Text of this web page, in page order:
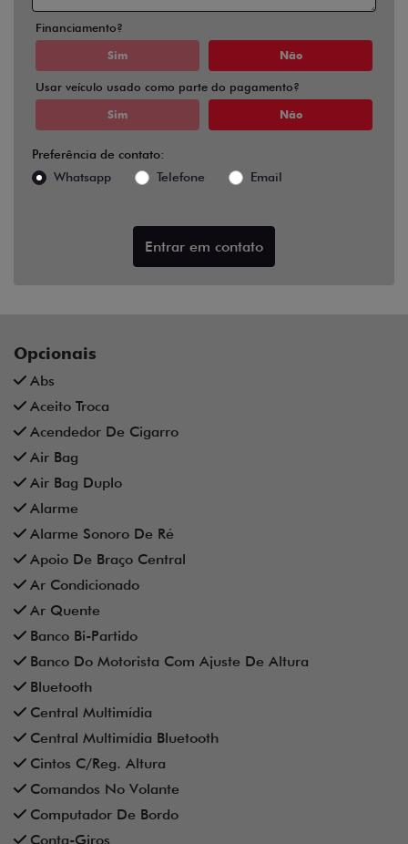
Financiamento?
Sim Não
Usar veículo usado como parte do pagamento?
Sim Não
Preferência de contato:
Whatsapp
Telefone Email
Entrar em contato
Opcionais
Abs
Aceito Troca
Acendedor De Cigarro
Air Bag
Air Bag Duplo
Alarme
Alarme Sonoro De Ré
Apoio De Braço Central
Ar Condicionado
Ar Quente
Banco Bi-Partido
Banco Do Motorista Com Ajuste De Altura
Bluetooth
Central Multimídia
Central Multimídia Bluetooth
Cintos C/Reg. Altura
Comandos No Volante
Computador De Bordo
Conta-Giros